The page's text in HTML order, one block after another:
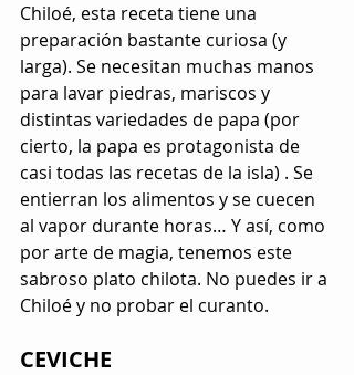
Chiloé, esta receta tiene una
preparación bastante curiosa (y
larga). Se necesitan muchas manos
para lavar piedras, mariscos y
distintas variedades de papa (por
cierto, la papa es protagonista de
casi todas las recetas de la isla) . Se
entierran los alimentos y se cuecen
al vapor durante horas… Y así, como
por arte de magia, tenemos este
sabroso plato chilota. No puedes ir a
Chiloé y no probar el curanto.
CEVICHE